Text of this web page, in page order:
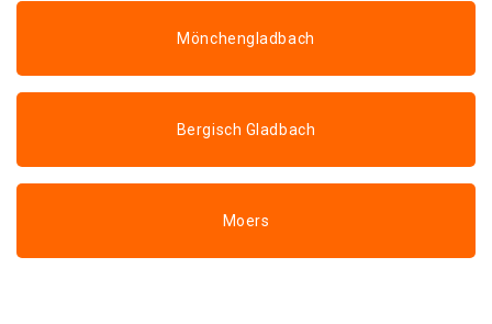
Mönchengladbach
Bergisch Gladbach
Moers